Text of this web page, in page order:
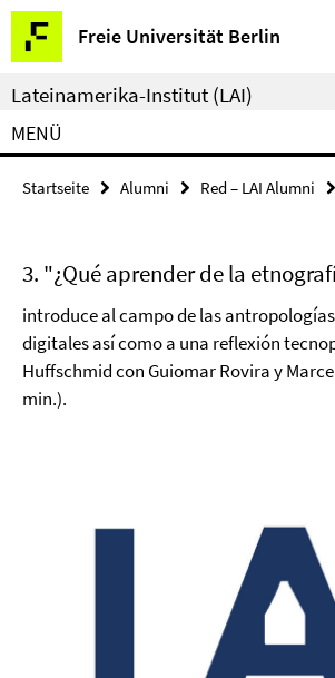
Springe
direkt
zu
Inhalt
Freie Universität Berlin
Service-
Navigation
Lateinamerika-Institut (LAI)
MENÜ
Startseite Alumni Red – LAI Alumni
3. "¿Qué aprender de la
introduce al campo de las
digitales así como a una reflexión
Huffschmid con Guiomar Rovira y
min.).